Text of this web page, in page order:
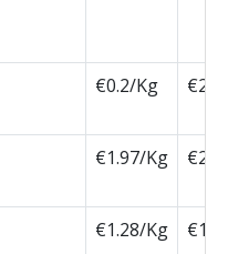
€0.2/Kg
€1.97/Kg
€1.28/Kg